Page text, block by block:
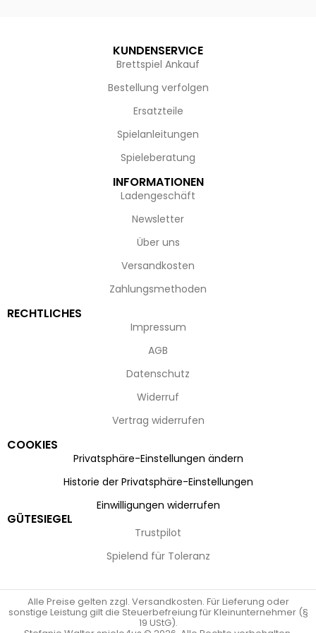
KUNDENSERVICE
Brettspiel Ankauf
Bestellung verfolgen
Ersatzteile
Spielanleitungen
Spieleberatung
INFORMATIONEN
Ladengeschäft
Newsletter
Über uns
Versandkosten
Zahlungsmethoden
RECHTLICHES
Impressum
AGB
Datenschutz
Widerruf
Vertrag widerrufen
COOKIES
Privatsphäre-Einstellungen ändern
Historie der Privatsphäre-Einstellungen
Einwilligungen widerrufen
GÜTESIEGEL
Trustpilot
Spielend für Toleranz
Alle Preise gelten zzgl. Versandkosten. Für Lieferung oder
sonstige Leistung gilt die Steuerbefreiung für Kleinunternehmer (§
19 UStG).